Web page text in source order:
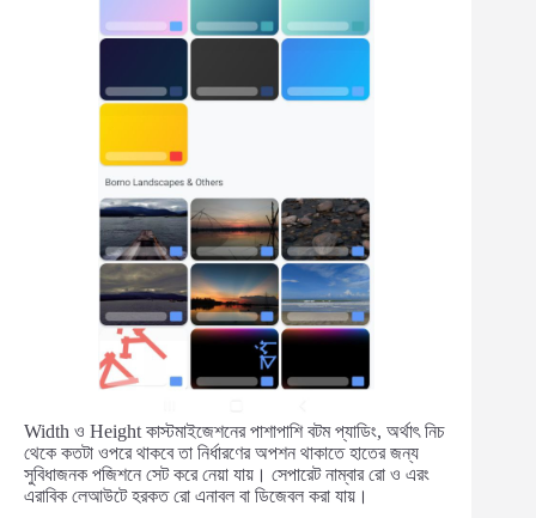
Width ও Height কাস্টমাইজেশনের পাশাপাশি বটম প্যাডিং, অর্থাৎ নিচ
থেকে কতটা ওপরে থাকবে তা নির্ধারণের অপশন থাকাতে হাতের জন্য
সুবিধাজনক পজিশনে সেট করে নেয়া যায়। সেপারেট নাম্বার রো ও এরং
এরাবিক লেআউটে হরকত রো এনাবল বা ডিজেবল করা যায়।